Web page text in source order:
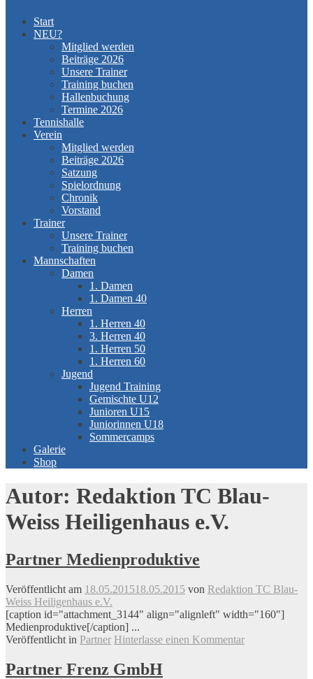
Start
NEU?
Mitglied werden
Beiträge 2026
Unsere Trainer
Training buchen
Hallenbuchung
Termine 2026
Tennishalle
Verein
Mitglied werden
Beiträge 2026
Satzung
Spielordnung
Chronik
Vorstand
Trainer
Unsere Trainer
Training buchen
Mannschaften
Damen
1. Damen
1. Damen 40
Herren
1. Herren 40
3. Herren 40
1. Herren 50
1. Herren 60
Jugend
Jugend Training
Gemischte U12
Junioren U15
Juniorinnen U18
Sommercamps
Galerie
Shop
Autor: Redaktion TC Blau-
Weiss Heiligenhaus e.V.
Partner Medienproduktive
Veröffentlicht am 18.05.201518.05.2015 von Redaktion TC Blau-
Weiss Heiligenhaus e.V.
[caption id="attachment_3144" align="alignleft" width="160"]
Medienproduktive[/caption] ...
Veröffentlicht in Partner Hinterlasse einen Kommentar
Partner Frenz GmbH